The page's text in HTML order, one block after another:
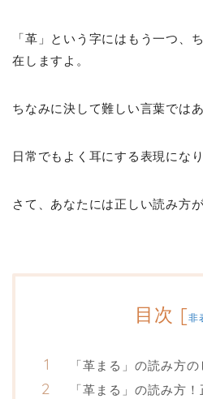
「革」という字にはもう一つ、
在しますよ。
ちなみに決して難しい言葉ではあ
日常でもよく耳にする表現になり
さて、あなたには正しい読み方
目次 [非
「革まる」の読み方
「革まる」の読み方